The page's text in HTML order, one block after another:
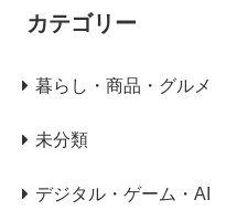
カテゴリー
暮らし・商品・グルメ
未分類
デジタル・ゲーム・AI